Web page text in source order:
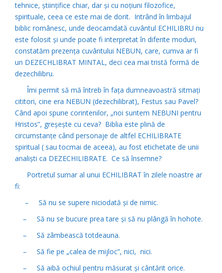
tehnice, ştiinţifice chiar, dar şi cu noţiuni filozofice,
spirituale, ceea ce este mai de dorit. Intrând în limbajul
biblic românesc, unde deocamdată cuvântul ECHILIBRU nu
este folosit şi unde poate fi interpretat în diferite moduri,
constatăm prezenţa cuvântului NEBUN, care, cumva ar fi
un DEZECHLIBRAT MINTAL, deci cea mai tristă formă de
dezechilibru.
Îmi permit să mă întreb în faţa dumneavoastră sitmaţi
cititori, cine era NEBUN (dezechilibrat), Festus sau Pavel?
Când apoi spune corintenilor, „noi suntem NEBUNI pentru
Hristos”, greşeşte cu ceva? Biblia este plină de
circumstanţe când personaje de altfel ECHILIBRATE
spiritual ( sau tocmai de aceea), au fost etichetate de unii
analişti ca DEZECHILIBRATE. Ce să însemne?
Portretul sumar al unui ECHILIBRAT în zilele noastre ar
fi:
– Să nu se supere niciodată şi de nimic.
– Să nu se bucure prea tare şi să nu plângă în hohote.
– Să zâmbească totdeauna.
– Să fie pe „calea de mijloc”, nici, nici.
– Să aibă ochiul pentru măsurat şi cântărit orice.